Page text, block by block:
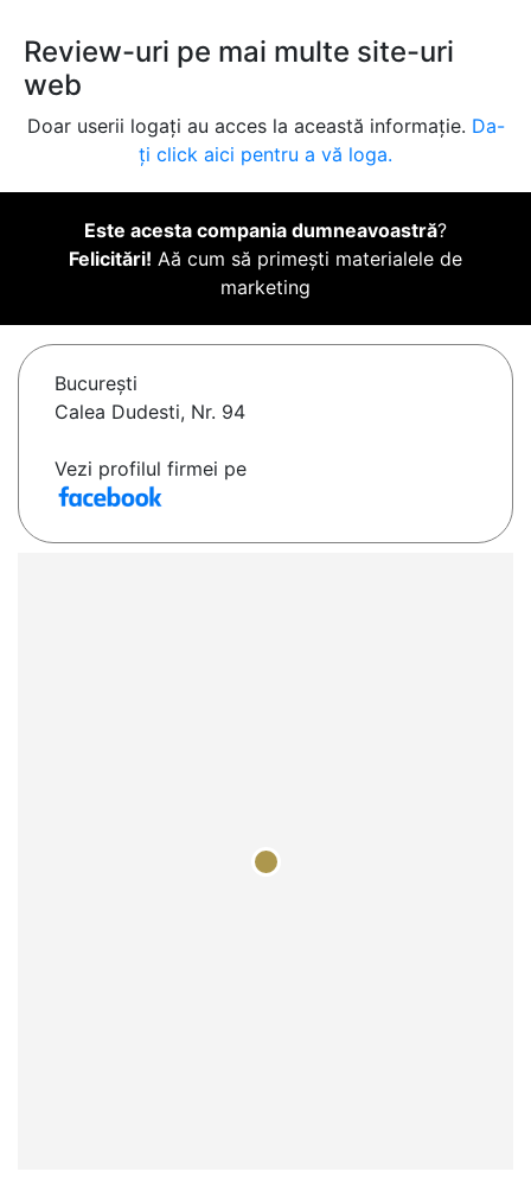
Review-uri pe mai multe site-uri
web
Doar userii logați au acces la această informație. Da-
ți click aici pentru a vă loga.
Este acesta compania dumneavoastră?
Felicitări! Aă cum să primești materialele de
marketing
Bucureşti
Calea Dudesti, Nr. 94
Vezi profilul firmei pe